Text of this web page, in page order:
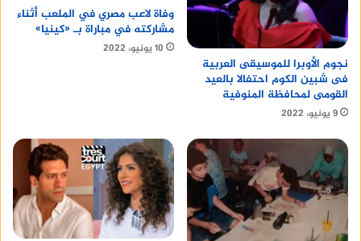
نجوم الأوبرا للموسيقى العربية
فى شبين الكوم احتفالا بالعيد
القومى لمحافظة المنوفية
9 يونيو، 2022
وفاة لاعب مصري في الملعب أثناء
مشاركته في مباراة بـ «كينيا»
10 يونيو، 2022